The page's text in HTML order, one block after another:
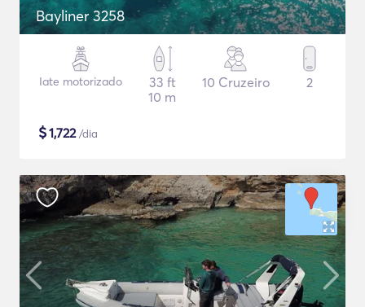
Bayliner 3258
Iate motorizado
33 ft
10 m
10 Cruzeiro 2
$1,722/dia